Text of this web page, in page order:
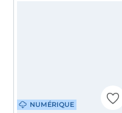
NUMÉRIQUE